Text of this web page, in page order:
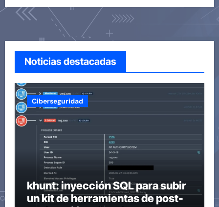
Noticias destacadas
Ciberseguridad
khunt: inyección SQL para subir
un kit de herramientas de post-